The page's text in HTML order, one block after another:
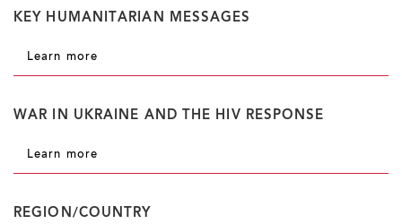
KEY HUMANITARIAN MESSAGES
Learn more
WAR IN UKRAINE AND THE HIV RESPONSE
Learn more
REGION/COUNTRY